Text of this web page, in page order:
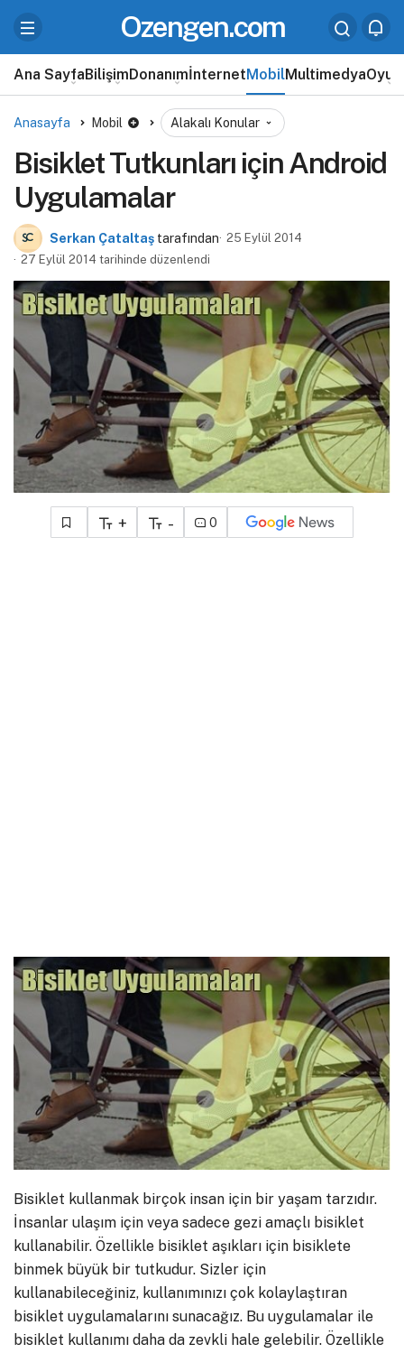
Ozengen.com
Ana SayfaBilişimDonanımİnternetMobilMultimedyaOyun
Anasayfa Mobil Alakalı Konular
Bisiklet Tutkunları için Android
Uygulamalar
Serkan Çataltaş tarafından 25 Eylül 2014
27 Eylül 2014 tarihinde düzenlendi
+ - 0
Bisiklet kullanmak birçok insan için bir yaşam tarzıdır.
İnsanlar ulaşım için veya sadece gezi amaçlı bisiklet
kullanabilir. Özellikle bisiklet aşıkları için bisiklete
binmek büyük bir tutkudur. Sizler için
kullanabileceğiniz, kullanımınızı çok kolaylaştıran
bisiklet uygulamalarını sunacağız. Bu uygulamalar ile
bisiklet kullanımı daha da zevkli hale gelebilir. Özellikle